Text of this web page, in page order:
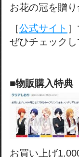
お花の冠を贈り
［公式サイト
ぜひチェックし
■物販購入特典
お買い上げ